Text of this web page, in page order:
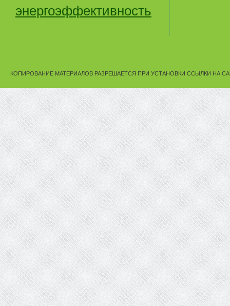
энергоэффективность
КОПИРОВАНИЕ МАТЕРИАЛОВ РАЗРЕШАЕТСЯ ПРИ УСТАНОВКИ ССЫЛКИ НА САЙТ